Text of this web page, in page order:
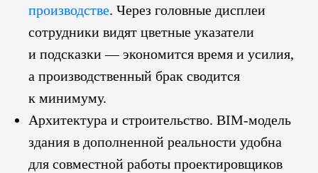
производстве. Через головные дисплеи
сотрудники видят цветные указатели
и подсказки — экономится время и усилия,
а производственный брак сводится
к минимуму.
Архитектура и строительство. BIM-модель
здания в дополненной реальности удобна
для совместной работы проектировщиков